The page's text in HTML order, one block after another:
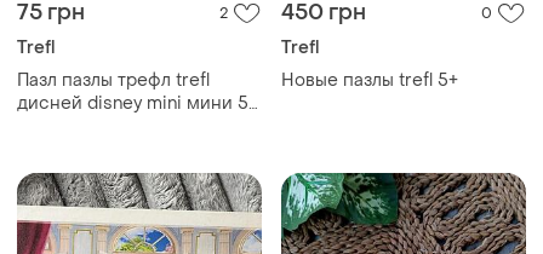
75 грн 2
Trefl
Пазл пазлы трефл trefl
дисней disney mini мини 54
450 грн 0
Trefl
Новые пазлы trefl 5+